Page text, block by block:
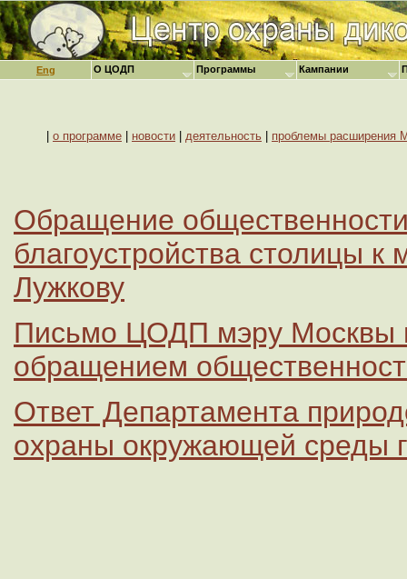
Eng
о программе новости деятельность проблемы расширения
Обращение
благоустройства столицы
Лужкову
Письмо ЦОДП мэру Москвы
обращением
Ответ Департамента
охраны окружающей среды
О ЦОДП Программы Кампании